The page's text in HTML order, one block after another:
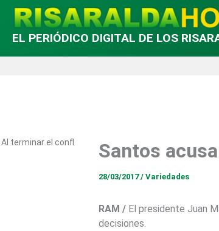
EL PERIÓDICO DIGITAL DE LOS
Al terminar el conflicto comienza la construcción de la
Santos
28/03/2017/ Variedades
RAM / El presidente Juan
decisiones.